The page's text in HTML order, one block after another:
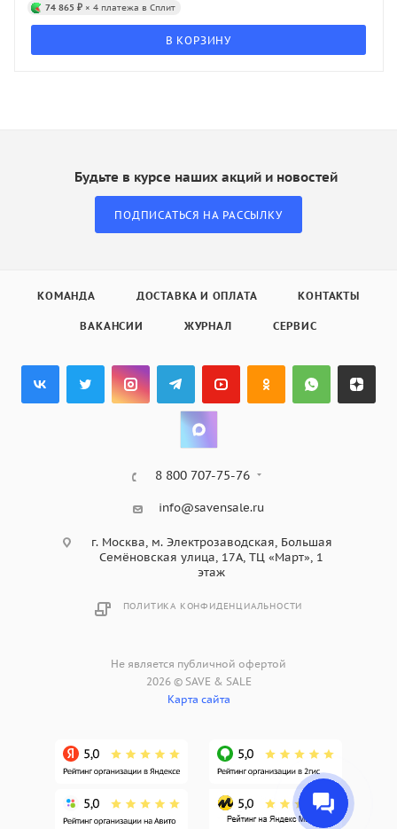
74 865 ₽ × 4 платежа в Сплит
В КОРЗИНУ
Будьте в курсе наших акций и новостей
ПОДПИСАТЬСЯ НА РАССЫЛКУ
КОМАНДА ДОСТАВКА И ОПЛАТА КОНТАКТЫ
ВАКАНСИИ ЖУРНАЛ СЕРВИС
8 800 707-75-76
info@savensale.ru
г. Москва, м. Электрозаводская, Большая
Семёновская улица, 17А, ТЦ «Март», 1
этаж
ПОЛИТИКА КОНФИДЕНЦИАЛЬНОСТИ
Не является публичной офертой
2026 © SAVE & SALE
Карта сайта